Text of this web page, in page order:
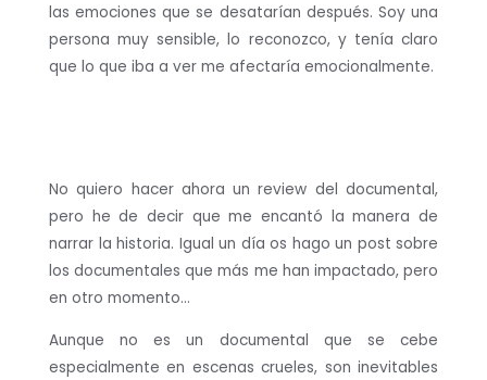
las emociones que se desatarían después. Soy una
persona muy sensible, lo reconozco, y tenía claro
que lo que iba a ver me afectaría emocionalmente.
No quiero hacer ahora un review del documental,
pero he de decir que me encantó la manera de
narrar la historia. Igual un día os hago un post sobre
los documentales que más me han impactado, pero
en otro momento…
Aunque no es un documental que se cebe
especialmente en escenas crueles, son inevitables